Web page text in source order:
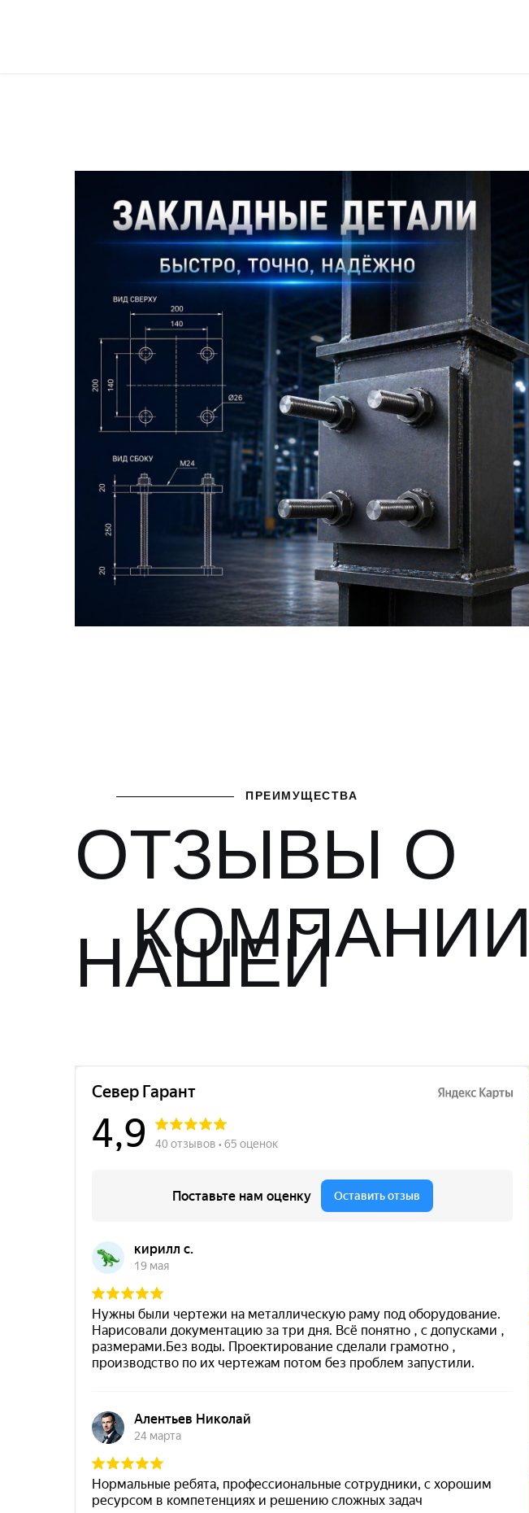
ОТЗЫВЫ О
НАШЕЙ
КОМПАНИИ
ПРЕИМУЩЕСТВА
Север Гарант Групп на карте Санкт‑Петербурга — Яндекс Карты